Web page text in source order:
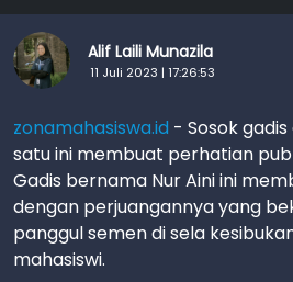
Alif Laili Munazila
11 Juli 2023 | 17:26:53
zonamahasiswa.id - Sosok
satu ini membuat perhatian
Gadis bernama Nur Aini ini
dengan perjuangannya yang
panggul semen di sela
mahasiswi.